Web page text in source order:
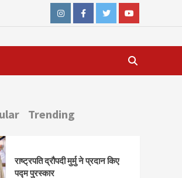
InstagramFacebookTwitterYoutube
Trending
राष्ट्रपति द्रौपदी मुर्मु ने प्रदान किए
पद्म पुरस्कार